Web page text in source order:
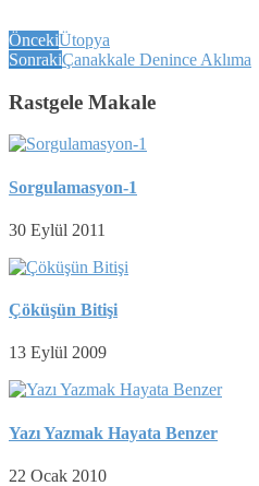
ÖncekiÜtopya
SonrakiÇanakkale Denince Aklıma
Rastgele Makale
Sorgulamasyon-1
30 Eylül 2011
Çöküşün Bitişi
13 Eylül 2009
Yazı Yazmak Hayata Benzer
22 Ocak 2010